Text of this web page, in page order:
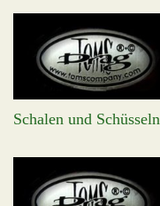
Schalen und Schüsseln